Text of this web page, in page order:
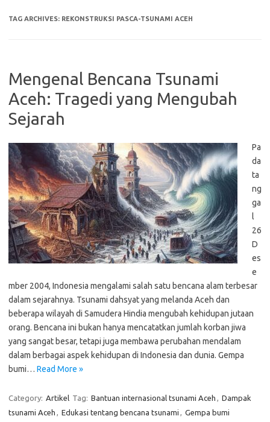
TAG ARCHIVES: REKONSTRUKSI PASCA-TSUNAMI ACEH
Mengenal Bencana Tsunami
Aceh: Tragedi yang Mengubah
Sejarah
Pa
da
ta
ng
ga
l
26
D
es
e
mber 2004, Indonesia mengalami salah satu bencana alam terbesar
dalam sejarahnya. Tsunami dahsyat yang melanda Aceh dan
beberapa wilayah di Samudera Hindia mengubah kehidupan jutaan
orang. Bencana ini bukan hanya mencatatkan jumlah korban jiwa
yang sangat besar, tetapi juga membawa perubahan mendalam
dalam berbagai aspek kehidupan di Indonesia dan dunia. Gempa
bumi… Read More »
Category: Artikel Tag: Bantuan internasional tsunami Aceh , Dampak
tsunami Aceh , Edukasi tentang bencana tsunami , Gempa bumi